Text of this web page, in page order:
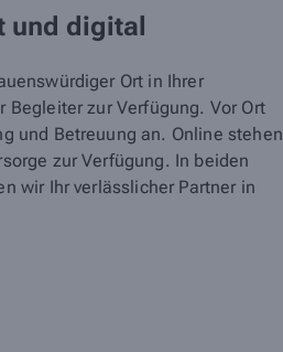
und digital
Ort in Ihrer
zur Verfügung. Vor Ort
und Betreuung an. Online stehen
zur Verfügung. In beiden
wir Ihr verlässlicher Partner in